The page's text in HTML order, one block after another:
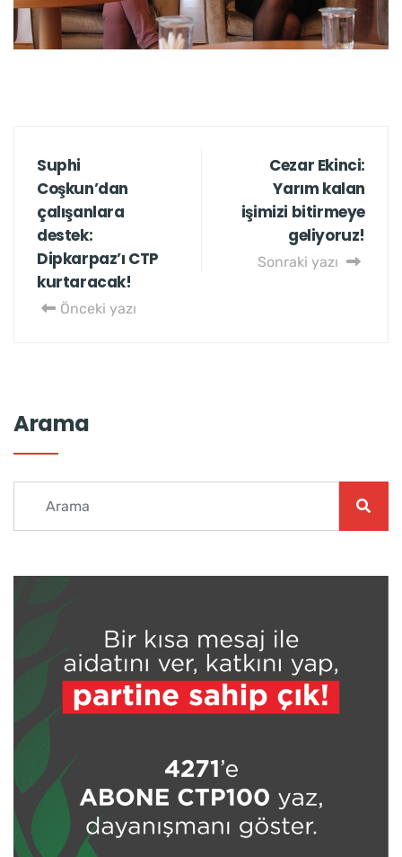
Suphi
Coşkun’dan
çalışanlara
destek:
Dipkarpaz’ı CTP
kurtaracak!
Önceki yazı
Cezar Ekinci:
Yarım kalan
işimizi bitirmeye
geliyoruz!
Sonraki yazı
Arama